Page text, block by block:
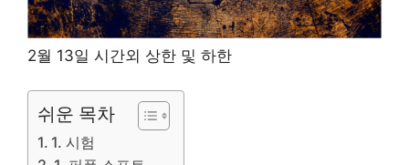
2월 13일 시간외 상한 및 하한
쉬운 목차
1. 시험